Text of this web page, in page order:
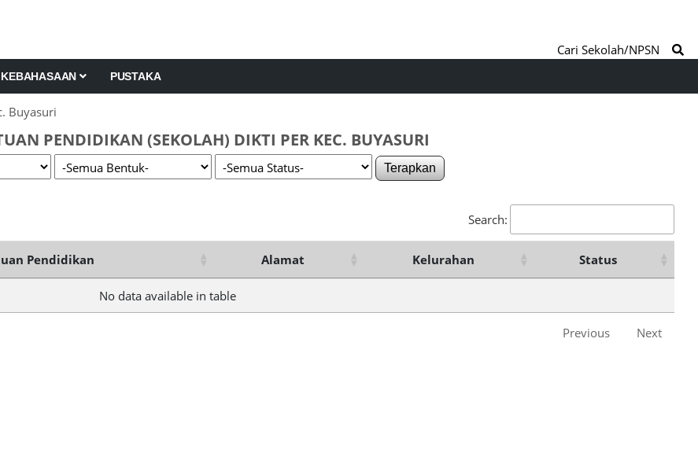
KEBAHASAAN PUSTAKA
Cari Sekolah/NPSN
Buyasuri
PENDIDIKAN (SEKOLAH) DIKTI PER KEC. BUYASURI
Terapkan
Search:
Pendidikan Alamat Kelurahan Status
No data available in table
Previous Next